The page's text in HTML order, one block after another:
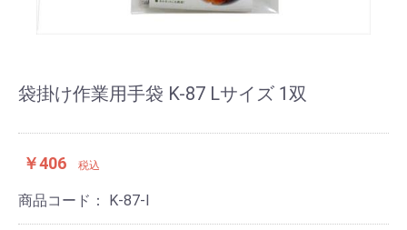
袋掛け作業用手袋 K-87 Lサイズ 1双
￥406 税込
商品コード： K-87-l